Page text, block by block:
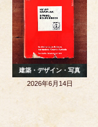
建築・デザイン・写真
2026年6月14日